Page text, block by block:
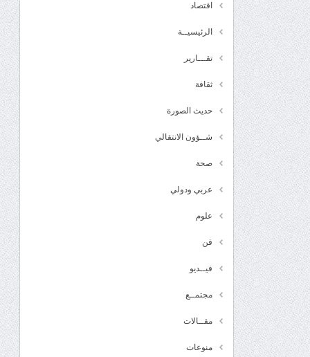
اقتصاد
الرئيسيــة
تقـــارير
ثقافة
حديث الصورة
شــؤون الانتقالي
صحة
عربي ودولي
علوم
فن
فيــديو
مجتمــع
مقــالات
منوعات